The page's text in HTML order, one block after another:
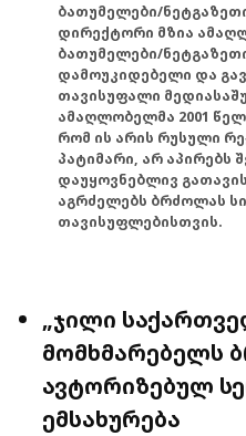
ბათუმელები/
დირექტორი მზია
ბათუმელები/
დამოუკიდებელი და
თავისუფალი
ამაღლობელმა 2001
რომ ის არის რუსული
პატიმარი, არ აპირებს
დაუყოვნებლივ
აგრძელებს ბრძოლას
თავისუფლებისთვის.
„ჯილი
მომხმარებელს
ავტორიზებულ
ემსახურება